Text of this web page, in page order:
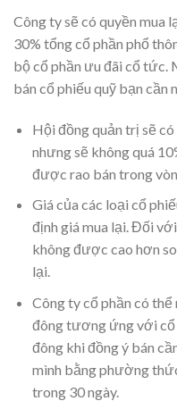
Công ty sẽ có quyền mua
30% tổng cổ phần phổ
bộ cổ phần ưu đãi cổ tức.
bán cổ phiếu quỹ bạn cần
Hội đồng quản trị sẽ
nhưng sẽ không quá
được rao bán trong
Giá của các loại cổ
định giá mua lại. Đối
không được cao hơn
lại.
Công ty cổ phần có
đông tương ứng với cổ
đông khi đồng ý bán
mình bằng phường
trong 30 ngày.